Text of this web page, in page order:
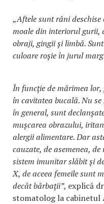
„Aftele sunt răni
moale din interiorul gurii,
obraji, gingii şi limbă.
culoare roşie în jurul
În funcţie de mărimea
în cavitatea bucală. Nu
în general, sunt
mușcarea obrazului,
alergii alimentare. Dar
cauzate, de asemenea,
sistem imunitar slăbit şi
X, de aceea femeile sunt
decât bărbaţii”, explică
stomatolog la cabinetul